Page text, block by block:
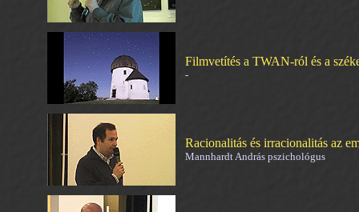
Filmvetítés a TWAN-ról és a
-
Racionalitás és irracionalitás az
Mannhardt András pszichológus